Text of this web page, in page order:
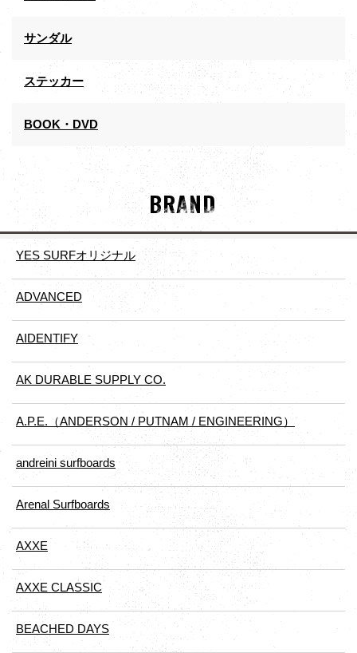
サンダル
ステッカー
BOOK・DVD
BRAND
YES SURFオリジナル
ADVANCED
AIDENTIFY
AK DURABLE SUPPLY CO.
A.P.E.（ANDERSON / PUTNAM / ENGINEERING）
andreini surfboards
Arenal Surfboards
AXXE
AXXE CLASSIC
BEACHED DAYS